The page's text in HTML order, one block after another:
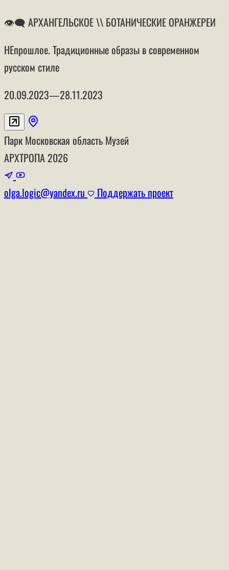
👁‍🗨 АРХАНГЕЛЬСКОЕ \\ БОТАНИЧЕСКИЕ ОРАНЖЕРЕИ
НЕпрошлое. Традиционные образы в современном
русском стиле
20.09.2023—28.11.2023
Парк Московская область Музей
АРХТРОПА 2026
olga.logic@yandex.ru Поддержать проект